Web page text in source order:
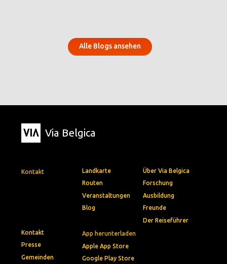
Alle Blogs ansehen
Via Belgica
Kontakt
App herunterladen
Apple App Store
Google Play Store
Landkarte
Routen
Veranstaltungen
Blog
Über Via Belgica
Forschung
Ausbildung
Freunde
Der Reiseführer
Kontakt
Presse
Gemeinden